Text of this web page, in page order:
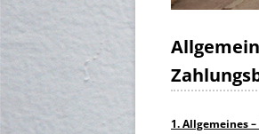
1. Allgemeines